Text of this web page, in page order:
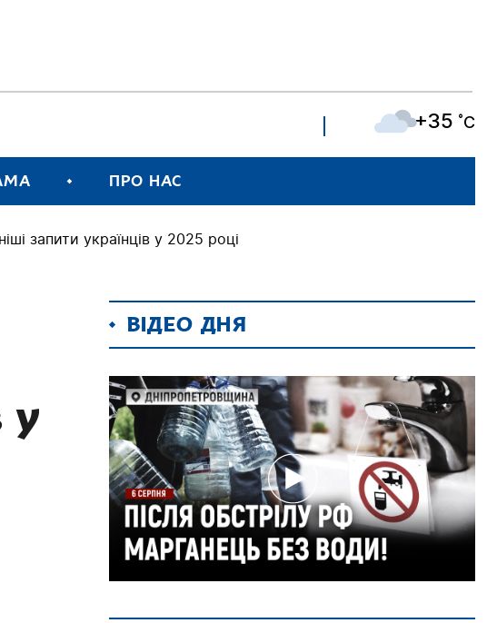
+35 ˚C
ПРО НАС
запити українців у 2025 році
у
ВІДЕО ДНЯ